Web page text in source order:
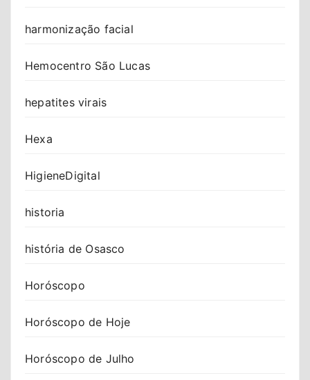
harmonização facial
Hemocentro São Lucas
hepatites virais
Hexa
HigieneDigital
historia
história de Osasco
Horóscopo
Horóscopo de Hoje
Horóscopo de Julho